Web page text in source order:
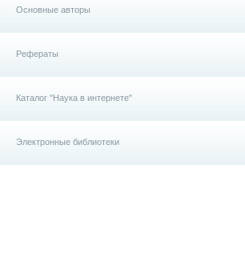
Основные авторы
Рефераты
Каталог "Наука в интернете"
Электронные библиотеки